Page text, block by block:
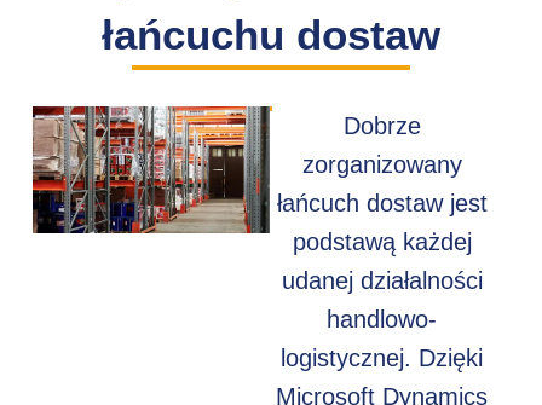
łańcuchu dostaw
Dobrze
zorganizowany
łańcuch dostaw jest
podstawą każdej
udanej działalności
handlowo-
logistycznej. Dzięki
Microsoft Dynamics